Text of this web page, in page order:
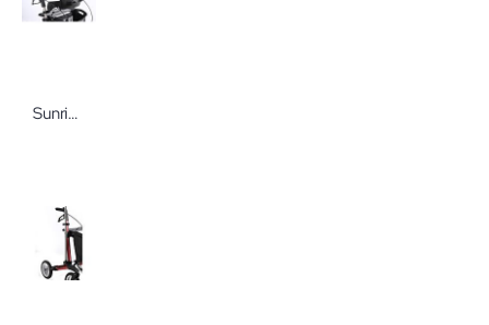
Sunrise Medical Rückengurt Komfort f. Rollator Gemino passend für alle Modelle